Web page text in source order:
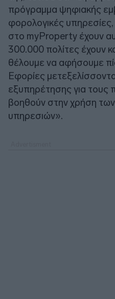
πρόγραμμα ψηφιακής
φορολογικές
στο myProperty έχουν
300.000 πολίτες έχουν
θέλουμε να αφήσουμε
Εφορίες
εξυπηρέτησης για τους
βοηθούν στην χρήση
υπηρεσιών».